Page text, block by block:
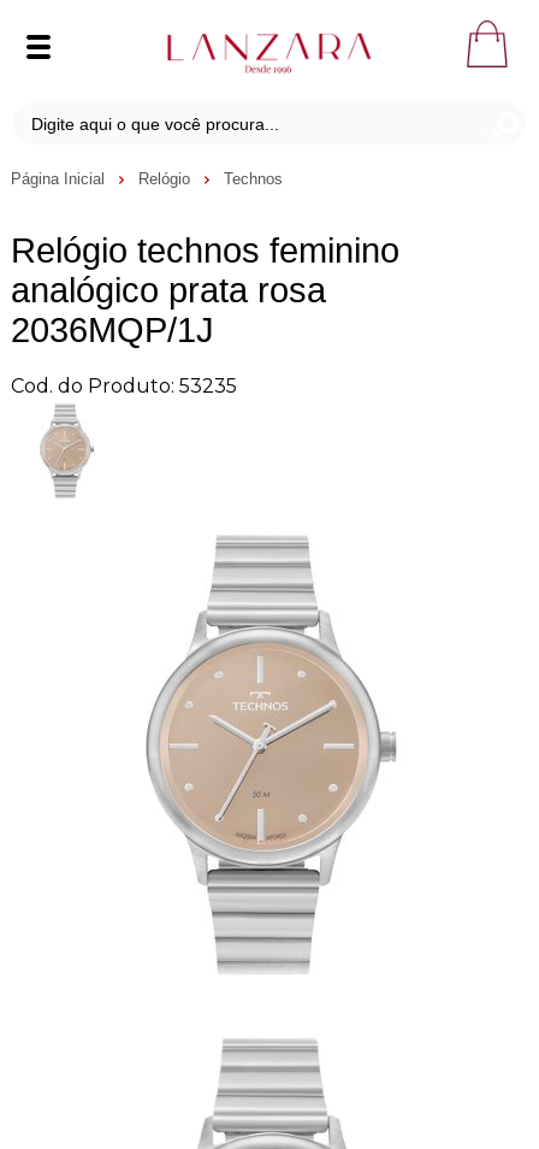
Página Inicial Relógio Technos
Relógio technos feminino
analógico prata rosa
2036MQP/1J
Cod. do Produto: 53235